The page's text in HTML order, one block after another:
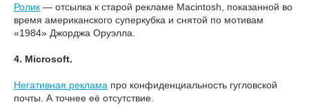
Ролик — отсылка к старой рекламе Macintosh, показанной во
время американского суперкубка и снятой по мотивам
«1984» Джорджа Оруэлла.
4. Microsoft.
Негативная реклама про конфиденциальность гугловской
почты. А точнее её отсутствие.